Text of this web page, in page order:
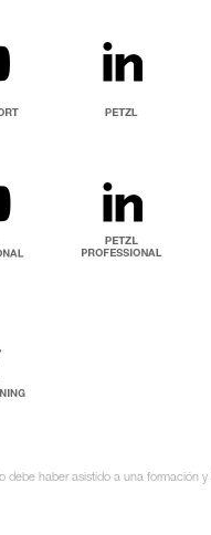
debe haber asistido a una